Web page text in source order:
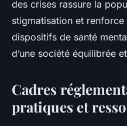
des crises rassure la
stigmatisation et
dispositifs de santé
d’une société équilibrée
Cadres
pratiques et